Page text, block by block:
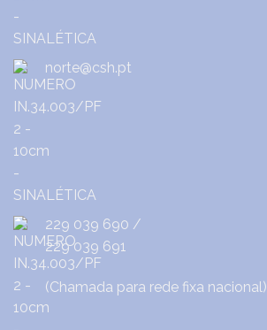
norte@csh.pt
229 039 690 /
229 039 691
(Chamada para rede fixa nacional)